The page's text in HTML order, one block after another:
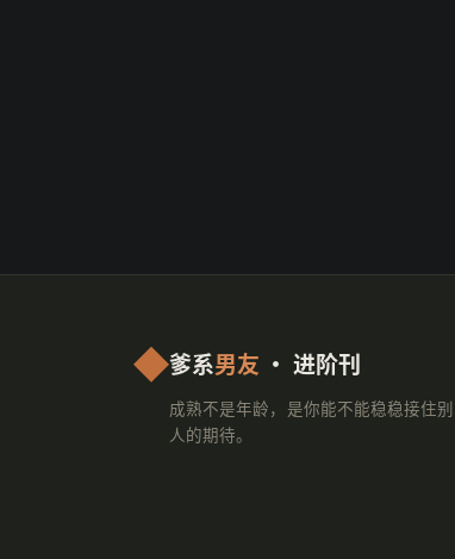
爹系男友 · 进阶刊
成熟不是年龄，是你能不能稳稳接住别
人的期待。